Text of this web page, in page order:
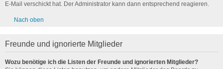
E-Mail verschickt hat. Der Administrator kann dann entsprechend reagieren.
Nach oben
Freunde und ignorierte Mitglieder
Wozu benötige ich die Listen der Freunde und ignorierten Mitglieder?